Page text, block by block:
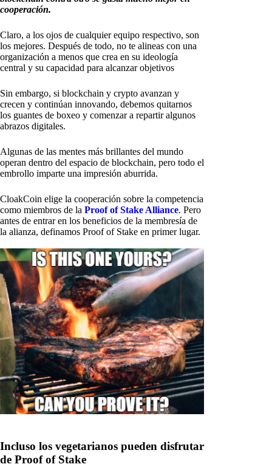
cooperación.
Claro, a los ojos de cualquier equipo respectivo, son
los mejores. Después de todo, no te alineas con una
organización a menos que crea en su ideología
central y su capacidad para alcanzar objetivos
Sin embargo, si blockchain y crypto avanzan y
crecen y continúan innovando, debemos quitarnos
los guantes de boxeo y comenzar a repartir algunos
abrazos digitales.
Algunas de las mentes más brillantes del mundo
operan dentro del espacio de blockchain, pero todo el
embrollo imparte una impresión aburrida.
CloakCoin elige la cooperación sobre la competencia
como miembros de la Proof of Stake Alliance. Pero
antes de entrar en los beneficios de la membresía de
la alianza, definamos Proof of Stake en primer lugar.
Incluso los vegetarianos pueden disfrutar
de Proof of Stake